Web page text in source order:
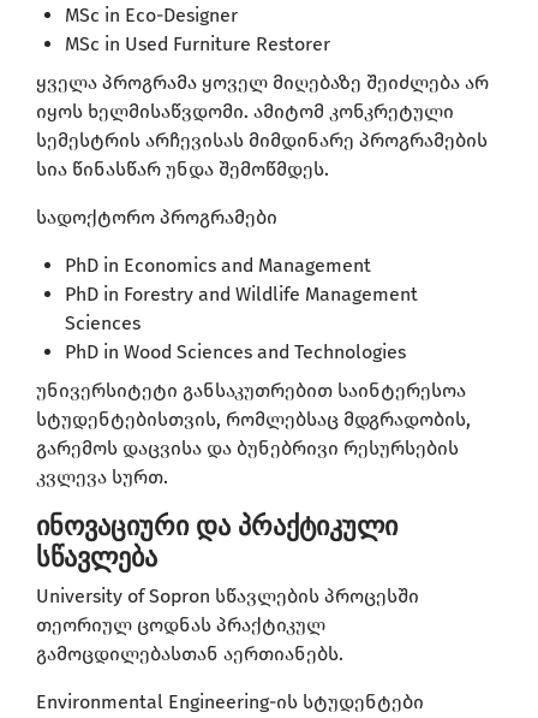
MSc in Eco-Designer
MSc in Used Furniture Restorer
ყველა პროგრამა ყოველ მიღებაზე შეიძლება არ
იყოს ხელმისაწვდომი. ამიტომ კონკრეტული
სემესტრის არჩევისას მიმდინარე პროგრამების
სია წინასწარ უნდა შემოწმდეს.
სადოქტორო პროგრამები
PhD in Economics and Management
PhD in Forestry and Wildlife Management
Sciences
PhD in Wood Sciences and Technologies
უნივერსიტეტი განსაკუთრებით საინტერესოა
სტუდენტებისთვის, რომლებსაც მდგრადობის,
გარემოს დაცვისა და ბუნებრივი რესურსების
კვლევა სურთ.
ინოვაციური და პრაქტიკული
სწავლება
University of Sopron სწავლების პროცესში
თეორიულ ცოდნას პრაქტიკულ
გამოცდილებასთან აერთიანებს.
Environmental Engineering-ის სტუდენტები